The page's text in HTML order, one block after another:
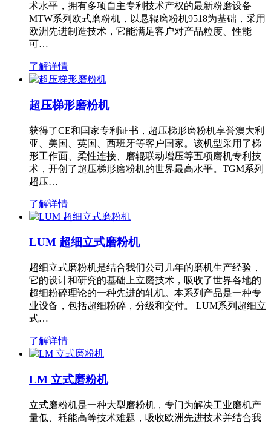
术水平，拥有多项自主专利技术产权的最新粉磨设备—
MTW系列欧式磨粉机，以悬辊磨粉机9518为基础，采用
欧洲先进制造技术，它能满足客户对产品粒度、性能
可…
了解详情
超压梯形磨粉机
获得了CE和国家专利证书，超压梯形磨粉机享誉澳大利
亚、美国、英国、西班牙等客户国家。该机型采用了梯
形工作面、柔性连接、磨辊联动增压等五项磨机专利技
术，开创了超压梯形磨粉机的世界最高水平。TGM系列
超压…
了解详情
LUM 超细立式磨粉机
超细立式磨粉机是结合我们公司几年的磨机生产经验，
它的设计和研究的基础上立磨技术，吸收了世界各地的
超细粉碎理论的一种先进的轧机。本系列产品是一种专
业设备，包括超细粉碎，分级和交付。 LUM系列超细立
式…
了解详情
LM 立式磨粉机
立式磨粉机是一种大型磨粉机，专门为解决工业磨机产
量低、耗能高等技术难题，吸收欧洲先进技术并结合我